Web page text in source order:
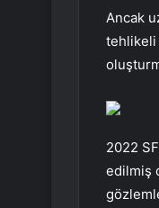
Ancak
tehlikeli
2022
edilmiş